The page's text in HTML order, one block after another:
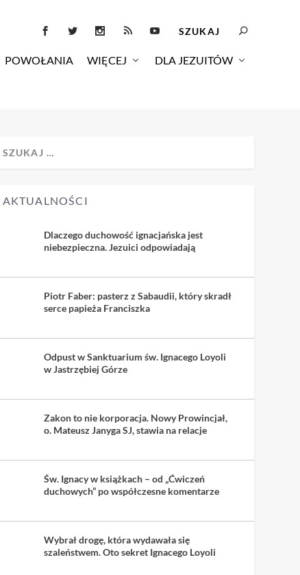
POWOŁANIA WIĘCEJ DLA JEZUITÓW
AKTUALNOŚCI
Dlaczego duchowość ignacjańska jest
niebezpieczna. Jezuici odpowiadają
Piotr Faber: pasterz z Sabaudii, który skradł
serce papieża Franciszka
Odpust w Sanktuarium św. Ignacego Loyoli
w Jastrzębiej Górze
Zakon to nie korporacja. Nowy Prowincjał,
o. Mateusz Janyga SJ, stawia na relacje
Św. Ignacy w książkach – od „Ćwiczeń
duchowych” po współczesne komentarze
Wybrał drogę, która wydawała się
szaleństwem. Oto sekret Ignacego Loyoli